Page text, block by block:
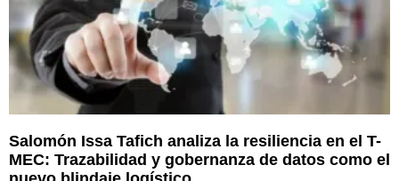
Salomón Issa Tafich analiza la resiliencia en el T-
MEC: Trazabilidad y gobernanza de datos como el